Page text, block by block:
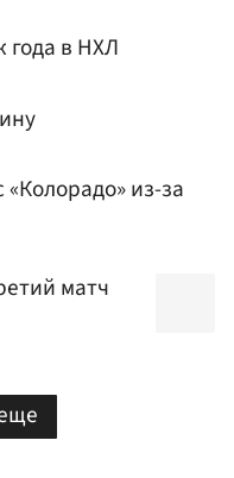
в НХЛ
из-за
матч